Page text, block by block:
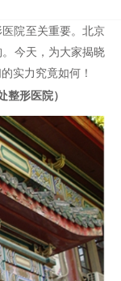
院至关重要。北京
今天，为大家揭晓
实力究竟如何！
形医院）